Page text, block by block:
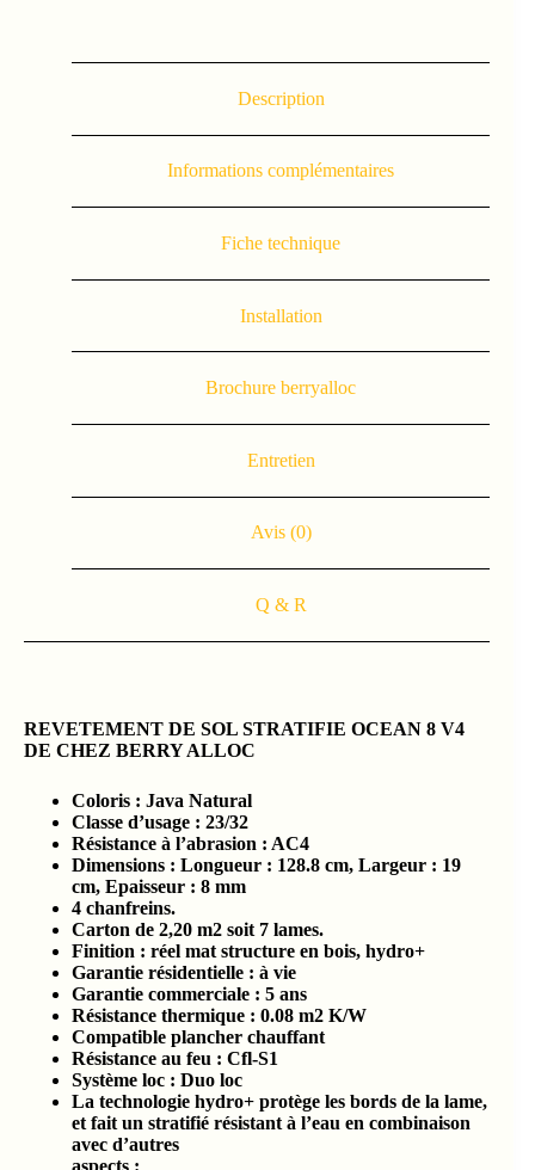
Description
Informations complémentaires
Fiche technique
Installation
Brochure berryalloc
Entretien
Avis (0)
Q & R
REVETEMENT DE SOL STRATIFIE OCEAN 8 V4
DE CHEZ BERRY ALLOC
Coloris : Java Natural
Classe d’usage : 23/32
Résistance à l’abrasion : AC4
Dimensions : Longueur : 128.8 cm, Largeur : 19
cm, Epaisseur : 8 mm
4 chanfreins.
Carton de 2,20 m2 soit 7 lames.
Finition : réel mat structure en bois, hydro+
Garantie résidentielle : à vie
Garantie commerciale : 5 ans
Résistance thermique : 0.08 m2 K/W
Compatible plancher chauffant
Résistance au feu : Cfl-S1
Système loc : Duo loc
La technologie hydro+ protège les bords de la lame,
et fait un stratifié résistant à l’eau en combinaison
avec d’autres
aspects :